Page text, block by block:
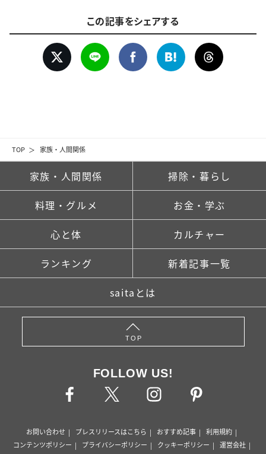
TOP 家族・人間関係
この記事をシェアする
家族・人間関係 掃除・暮らし
料理・グルメ お金・学ぶ
心と体 カルチャー
ランキング 新着記事一覧
saitaとは
TOP
FOLLOW US!
お問い合わせ プレスリリースはこちら おすすめ記事
利用規約
コンテンツポリシー
プライバシーポリシー クッキーポリシー
運営会社